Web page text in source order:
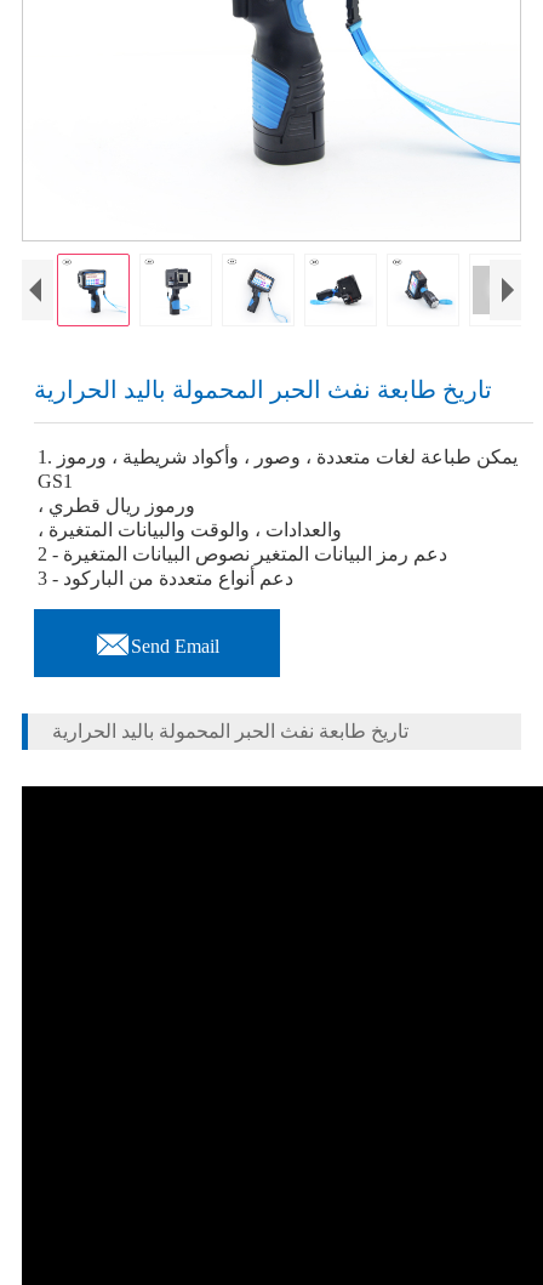
تاريخ طابعة نفث الحبر المحمولة باليد الحرارية
1. يمكن طباعة لغات متعددة ، وصور ، وأكواد شريطية ، ورموز
GS1
، ورموز ريال قطري
، والعدادات ، والوقت والبيانات المتغيرة
2 - دعم رمز البيانات المتغير نصوص البيانات المتغيرة
3 - دعم أنواع متعددة من الباركود
Send Email
تاريخ طابعة نفث الحبر المحمولة باليد الحرارية